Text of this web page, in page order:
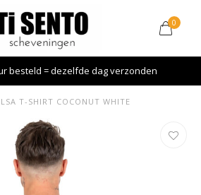
0
besteld = dezelfde dag verzonden
T-SHIRT COCONUT WHITE